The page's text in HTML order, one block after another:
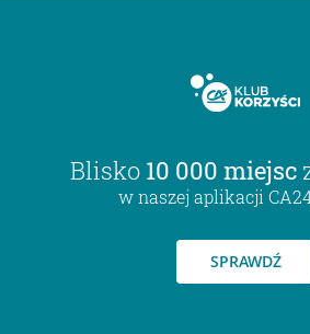
Blisko 10 000 miejsc
w naszej aplikacji
SPRAWDŹ